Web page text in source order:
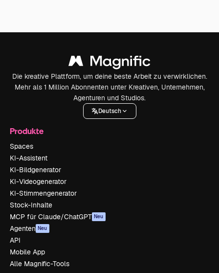
Die kreative Plattform, um deine beste Arbeit zu verwirklichen.
Mehr als 1 Million Abonnenten unter Kreativen, Unternehmen,
Agenturen und Studios.
Deutsch
Produkte
Spaces
KI-Assistent
KI-Bildgenerator
KI-Videogenerator
KI-Stimmengenerator
Stock-Inhalte
MCP für Claude/ChatGPT Neu
Agenten Neu
API
Mobile App
Alle Magnific-Tools